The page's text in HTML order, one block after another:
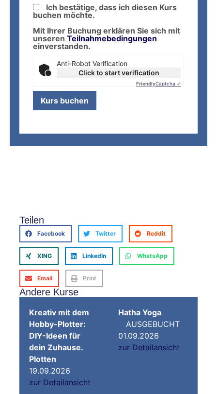
Ich bestätige, dass ich diesen Kurs
buchen möchte.
Mit Ihrer Buchung erklären Sie sich mit
unseren Teilnahmebedingungen
einverstanden.
Anti-Robot Verification
Click to start verification
FriendlyCaptcha ⇗
Teilen
Facebook Twitter Reddit
XING LinkedIn WhatsApp
Email Print
Andere Kurse
Kreativ mit dem
Hobby-Plotter:
DIY-Ideen für
dein Zuhause.
Plotten
19.09.2026
zur Detailansicht
Hatha Yoga
AUSGEBUCHT
01.09.2026
zur Detailansicht